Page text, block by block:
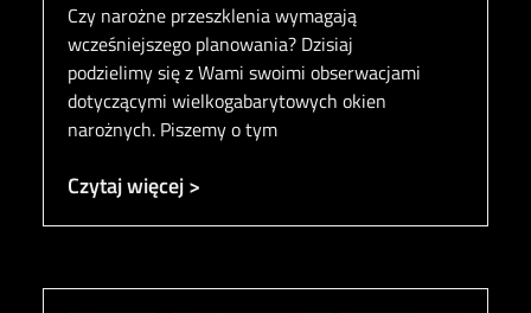
Czy narożne przeszklenia wymagają
wcześniejszego planowania? Dzisiaj
podzielimy się z Wami swoimi obserwacjami
dotyczącymi wielkogabarytowych okien
narożnych. Piszemy o tym
Czytaj więcej >